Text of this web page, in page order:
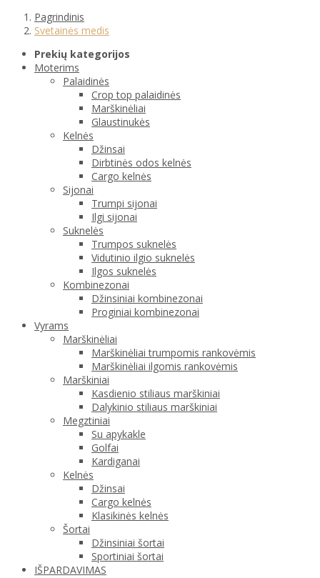
Pagrindinis
Svetainės medis
Prekių kategorijos
Moterims
Palaidinės
Crop top palaidinės
Marškinėliai
Glaustinukės
Kelnės
Džinsai
Dirbtinės odos kelnės
Cargo kelnės
Sijonai
Trumpi sijonai
Ilgi sijonai
Suknelės
Trumpos suknelės
Vidutinio ilgio suknelės
Ilgos suknelės
Kombinezonai
Džinsiniai kombinezonai
Proginiai kombinezonai
Vyrams
Marškinėliai
Marškinėliai trumpomis rankovėmis
Marškinėliai ilgomis rankovėmis
Marškiniai
Kasdienio stiliaus marškiniai
Dalykinio stiliaus marškiniai
Megztiniai
Su apykakle
Golfai
Kardiganai
Kelnės
Džinsai
Cargo kelnės
Klasikinės kelnės
Šortai
Džinsiniai šortai
Sportiniai šortai
IŠPARDAVIMAS